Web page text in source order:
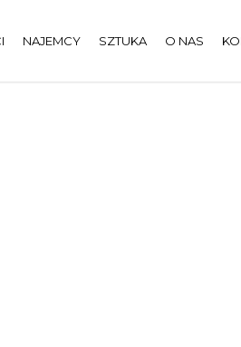
NAJEMCY SZTUKA O NAS